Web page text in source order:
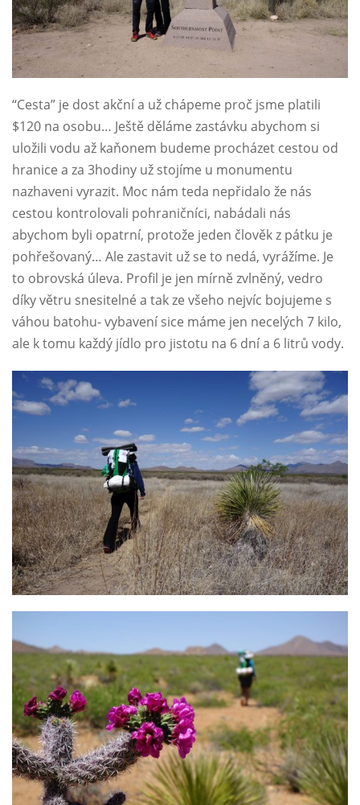
“Cesta” je dost akční a už chápeme proč jsme platili
$120 na osobu… Ještě děláme zastávku abychom si
uložili vodu až kaňonem budeme procházet cestou od
hranice a za 3hodiny už stojíme u monumentu
nazhaveni vyrazit. Moc nám teda nepřidalo že nás
cestou kontrolovali pohraničníci, nabádali nás
abychom byli opatrní, protože jeden člověk z pátku je
pohřešovaný… Ale zastavit už se to nedá, vyrážíme. Je
to obrovská úleva. Profil je jen mírně zvlněný, vedro
díky větru snesitelné a tak ze všeho nejvíc bojujeme s
váhou batohu- vybavení sice máme jen necelých 7 kilo,
ale k tomu každý jídlo pro jistotu na 6 dní a 6 litrů vody.